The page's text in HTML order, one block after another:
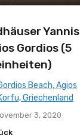
Yannis
Gordios (5
Beach, Agios
Griechenland
3, 2020